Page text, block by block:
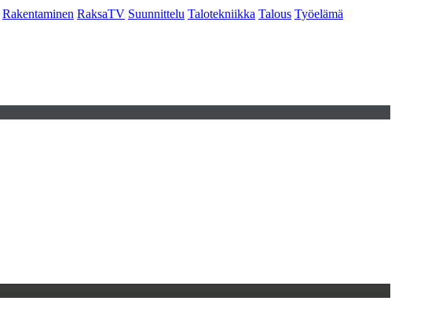
Rakentaminen RaksaTV Suunnittelu Talotekniikka Talous Työelämä